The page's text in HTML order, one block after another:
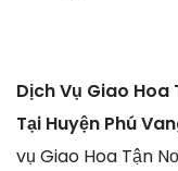
Dịch Vụ Giao
Tại Huyện Phú
vụ Giao Hoa Tận